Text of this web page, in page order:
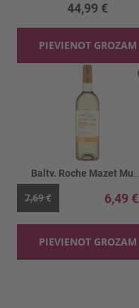
44,99 €
PIEVIENOT GROZAM
7,69 € 6,49 €
PIEVIENOT GROZAM